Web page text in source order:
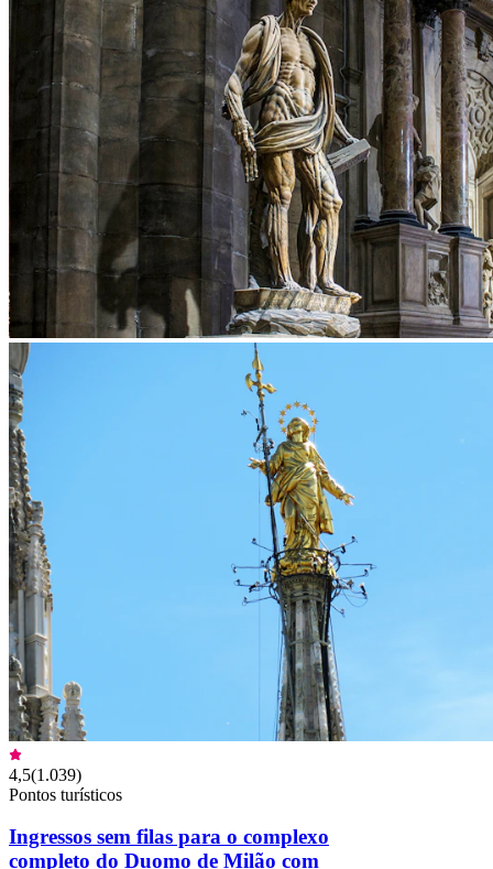
4,5(1.039)
Pontos turísticos
Ingressos sem filas para o complexo
completo do Duomo de Milão com